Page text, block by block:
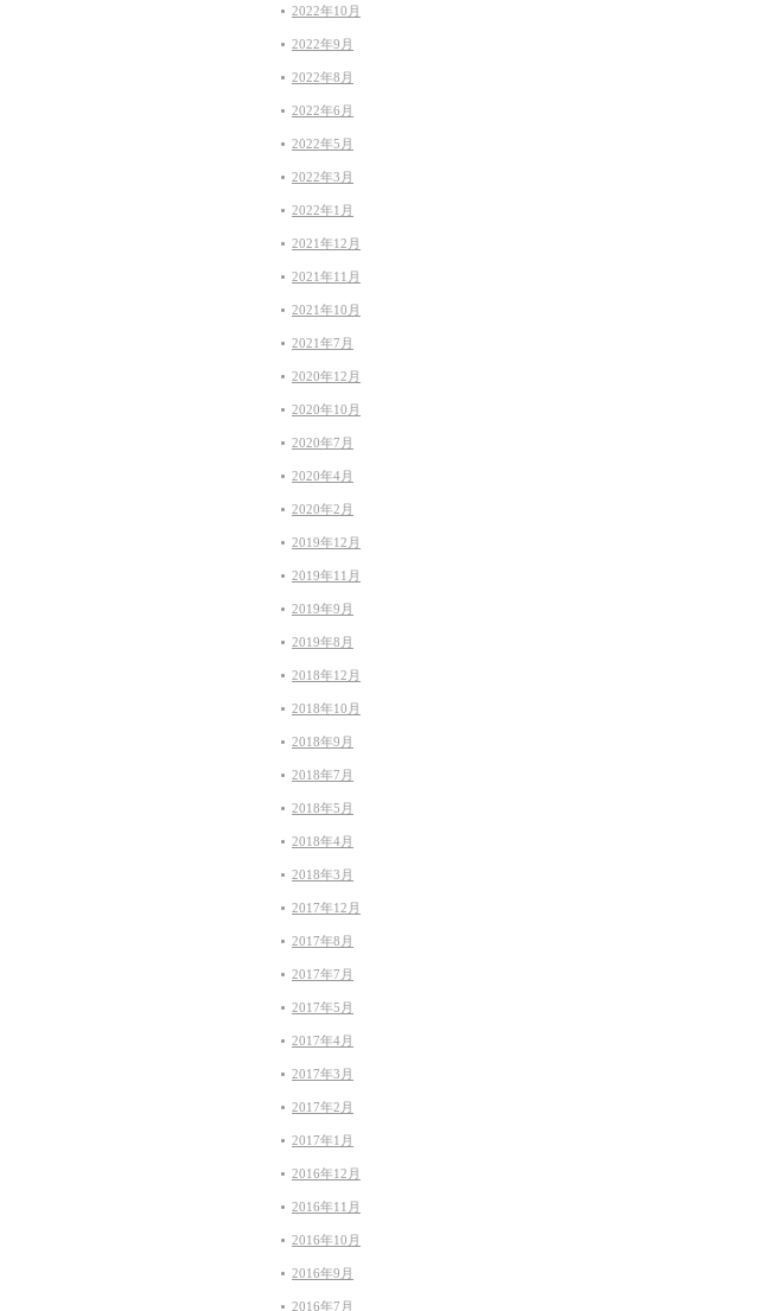
2022年10月
2022年9月
2022年8月
2022年6月
2022年5月
2022年3月
2022年1月
2021年12月
2021年11月
2021年10月
2021年7月
2020年12月
2020年10月
2020年7月
2020年4月
2020年2月
2019年12月
2019年11月
2019年9月
2019年8月
2018年12月
2018年10月
2018年9月
2018年7月
2018年5月
2018年4月
2018年3月
2017年12月
2017年8月
2017年7月
2017年5月
2017年4月
2017年3月
2017年2月
2017年1月
2016年12月
2016年11月
2016年10月
2016年9月
2016年7月